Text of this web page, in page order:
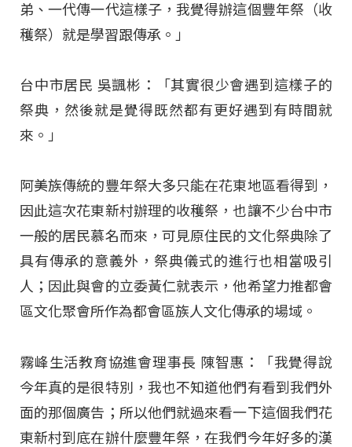
弟、一代傳一代這樣子，我覺得辦這個豐年祭（收
穫祭）就是學習跟傳承。」
台中市居民 吳颽彬：「其實很少會遇到這樣子的
祭典，然後就是覺得既然都有更好遇到有時間就
來。」
阿美族傳統的豐年祭大多只能在花東地區看得到，
因此這次花東新村辦理的收穫祭，也讓不少台中市
一般的居民慕名而來，可見原住民的文化祭典除了
具有傳承的意義外，祭典儀式的進行也相當吸引
人；因此與會的立委黃仁就表示，他希望力推都會
區文化聚會所作為都會區族人文化傳承的場域。
霧峰生活教育協進會理事長 陳智惠：「我覺得說
今年真的是很特別，我也不知道他們有看到我們外
面的那個廣告；所以他們就過來看一下這個我們花
東新村到底在辦什麼豐年祭，在我們今年好多的漢